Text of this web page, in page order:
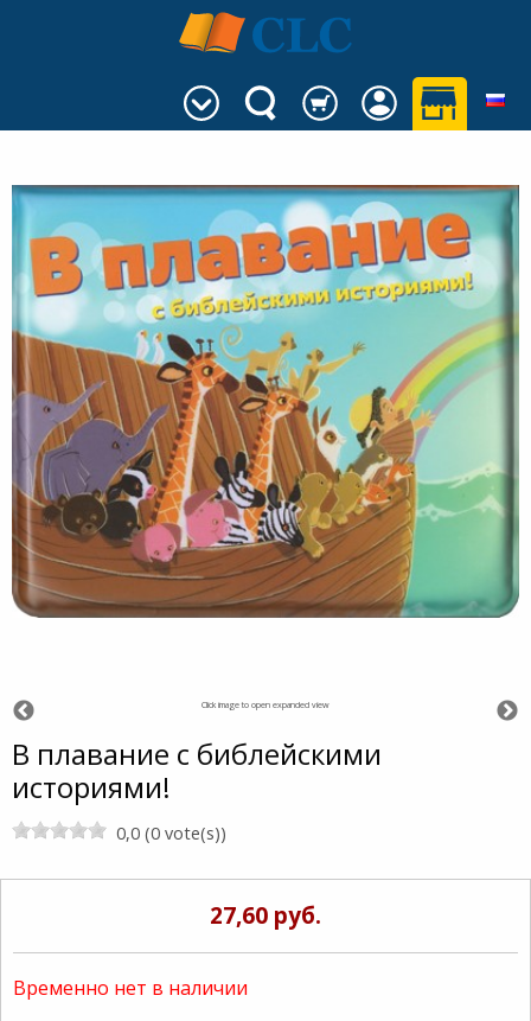
Click image to open expanded view
В плавание с библейскими
историями!
0,0 (0 vote(s))
27,60 руб.
Временно нет в наличии